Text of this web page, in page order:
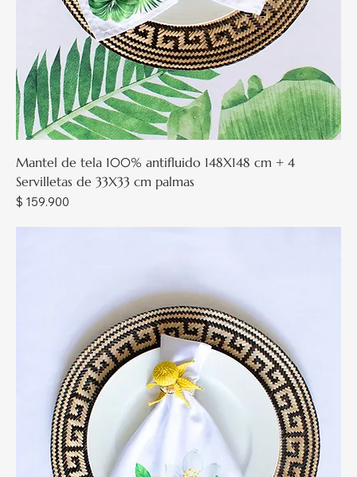
Mantel de tela 100% antifluido 148X148 cm + 4
Servilletas de 33X33 cm palmas
Precio
$ 159.900